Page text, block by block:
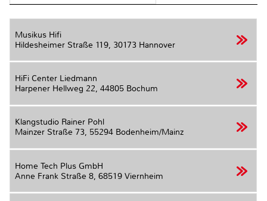
Musikus Hifi
Hildesheimer Straße 119, 30173 Hannover
HiFi Center Liedmann
Harpener Hellweg 22, 44805 Bochum
Klangstudio Rainer Pohl
Mainzer Straße 73, 55294 Bodenheim/Mainz
Home Tech Plus GmbH
Anne Frank Straße 8, 68519 Viernheim